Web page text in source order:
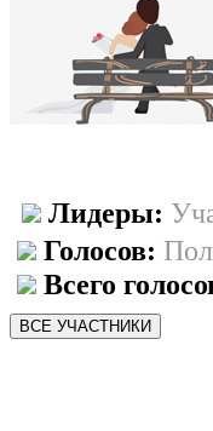
Лидеры:
Голосов:
Всего
ВСЕ УЧАСТНИКИ